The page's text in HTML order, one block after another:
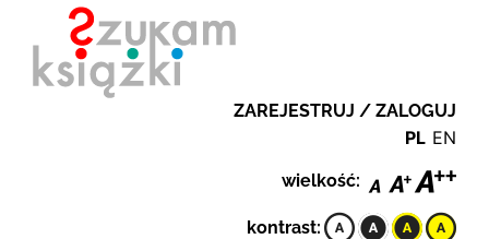
ZAREJESTRUJ / ZALOGUJ
PL EN
wielkość:
kontrast: